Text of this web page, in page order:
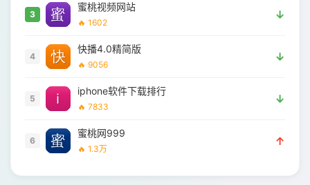
3
蜜桃视频网站
🔥 1602
↓
4
快播4.0精简版
🔥 9056
↓
5
iphone软件下载排行
🔥 7833
↓
6
蜜桃网999
🔥 1.3万
↑